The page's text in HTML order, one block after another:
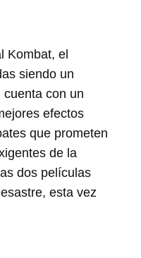
Kombat, el
siendo un
con un
efectos
que prometen
de la
dos películas
esta vez